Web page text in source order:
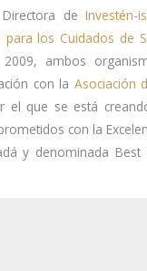
Directora deInvestén-
para los Cuidados de
ambos
con la Asociación
el que se está
con la
y denominada Best